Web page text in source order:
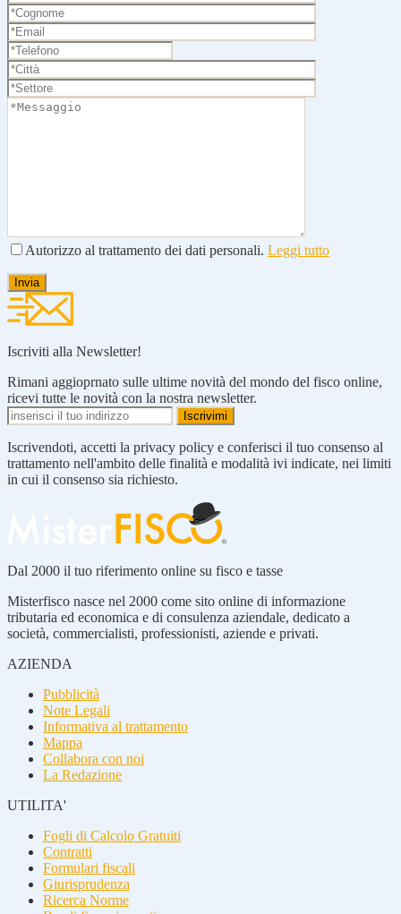
Autorizzo al trattamento dei dati personali. Leggi tutto
Iscriviti alla Newsletter!
Rimani aggioprnato sulle ultime novità del mondo del fisco online,
ricevi tutte le novità con la nostra newsletter.
Iscrivendoti, accetti la privacy policy e conferisci il tuo consenso al
trattamento nell'ambito delle finalità e modalità ivi indicate, nei limiti
in cui il consenso sia richiesto.
Dal 2000 il tuo riferimento online su fisco e tasse
Misterfisco nasce nel 2000 come sito online di informazione
tributaria ed economica e di consulenza aziendale, dedicato a
società, commercialisti, professionisti, aziende e privati.
AZIENDA
Pubblicità
Note Legali
Informativa al trattamento
Mappa
Collabora con noi
La Redazione
UTILITA'
Fogli di Calcolo Gratuiti
Contratti
Formulari fiscali
Giurisprudenza
Ricerca Norme